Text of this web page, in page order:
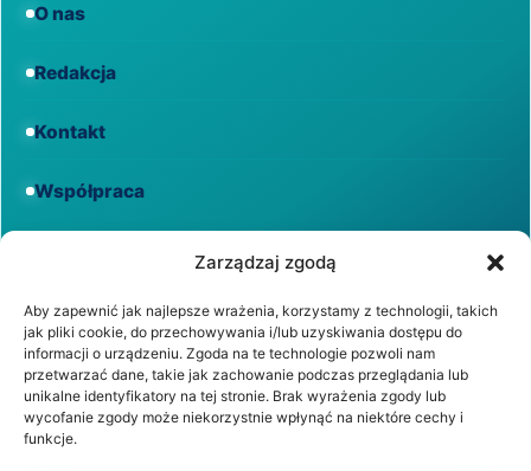
Zarządzaj zgodą
Aby zapewnić jak najlepsze wrażenia, korzystamy z technologii, takich
jak pliki cookie, do przechowywania i/lub uzyskiwania dostępu do
informacji o urządzeniu. Zgoda na te technologie pozwoli nam
przetwarzać dane, takie jak zachowanie podczas przeglądania lub
unikalne identyfikatory na tej stronie. Brak wyrażenia zgody lub
wycofanie zgody może niekorzystnie wpłynąć na niektóre cechy i
funkcje.
O nas
Redakcja
Kontakt
Współpraca
Regulamin
Polityka prywatności